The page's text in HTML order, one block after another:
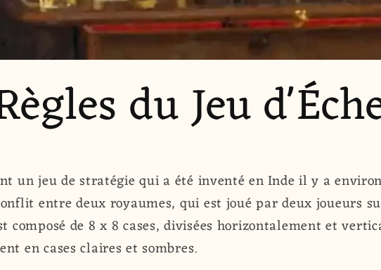
du Jeu
un jeu de stratégie qui a été inventé en Inde il y a
entre deux royaumes, qui est joué par deux joueurs
composé de 8 x 8 cases, divisées horizontalement et
en cases claires et sombres.